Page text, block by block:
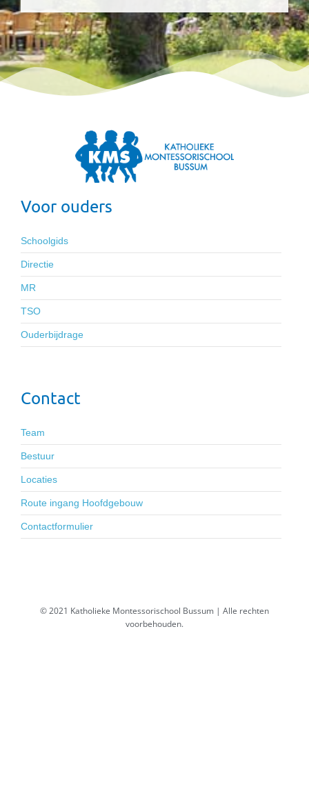
Voor ouders
Schoolgids
Directie
MR
TSO
Ouderbijdrage
Contact
Team
Bestuur
Locaties
Route ingang Hoofdgebouw
Contactformulier
© 2021 Katholieke Montessorischool Bussum | Alle rechten
voorbehouden.